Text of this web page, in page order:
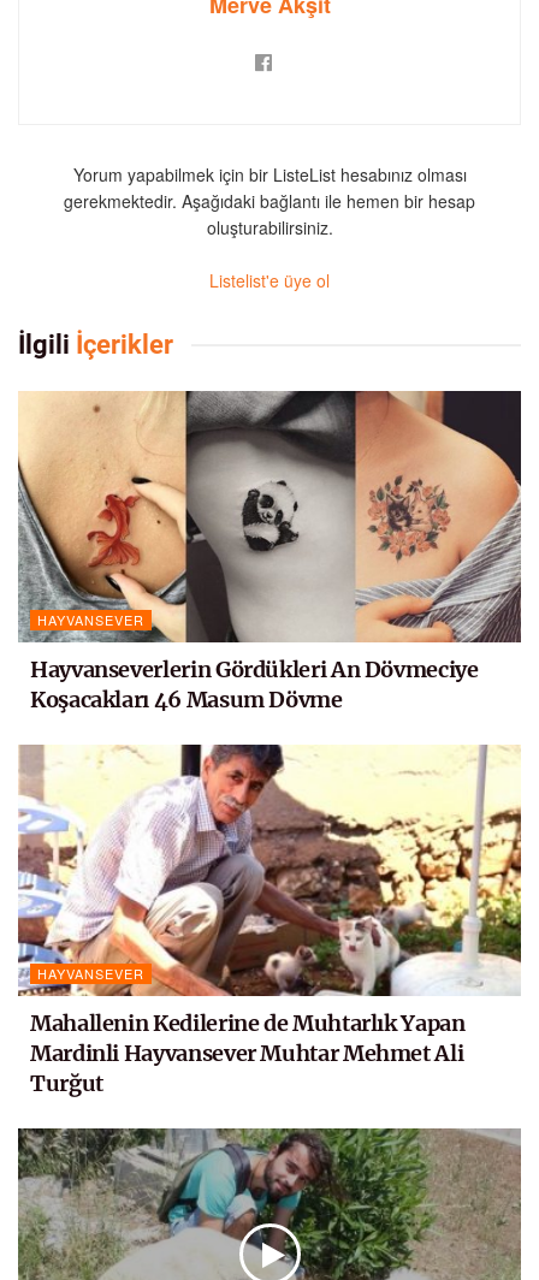
Yorum yapabilmek için bir ListeList hesabınız olması
gerekmektedir. Aşağıdaki bağlantı ile hemen bir hesap
oluşturabilirsiniz.
Listelist'e üye ol
İlgili İçerikler
HAYVANSEVER
Hayvanseverlerin Gördükleri An Dövmeciye
Koşacakları 46 Masum Dövme
HAYVANSEVER
Mahallenin Kedilerine de Muhtarlık Yapan
Mardinli Hayvansever Muhtar Mehmet Ali
Turğut